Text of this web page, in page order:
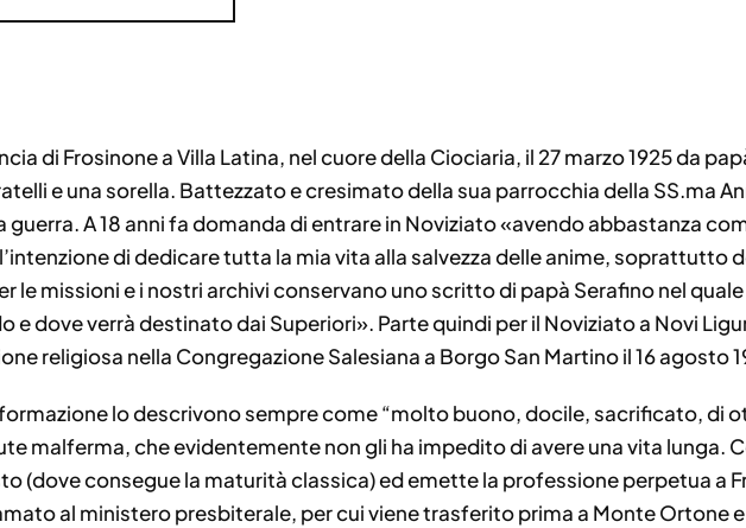
di Frosinone a Villa Latina, nel cuore della Ciociaria, il 27 marzo 1925 da
e una sorella. Battezzato e cresimato della sua parrocchia della SS.ma
guerra. A 18 anni fa domanda di entrare in Noviziato «avendo abbastanza
di dedicare tutta la mia vita alla salvezza delle anime, soprattutto
le missioni e i nostri archivi conservano uno scritto di papà Serafino nel
e dove verrà destinato dai Superiori». Parte quindi per il Noviziato a Novi
religiosa nella Congregazione Salesiana a Borgo San Martino il 16 agosto
lo descrivono sempre come “molto buono, docile, sacrificato, di
malferma, che evidentemente non gli ha impedito di avere una vita lunga.
(dove consegue la maturità classica) ed emette la professione perpetua a
al ministero presbiterale, per cui viene trasferito prima a Monte Ortone